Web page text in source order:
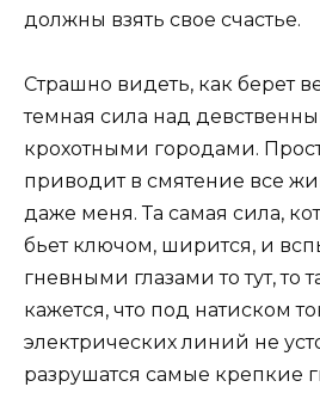
должны взять свое счастье.
Страшно видеть, как берет
темная сила над
крохотными городами.
приводит в смятение все
даже меня. Та самая сила,
бьет ключом, ширится, и
гневными глазами то тут, то
кажется, что под натиском
электрических линий не
разрушатся самые крепкие